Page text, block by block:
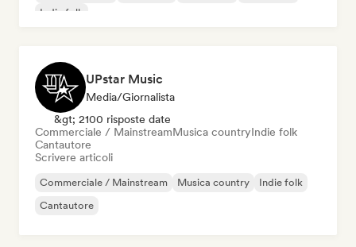
Indie folk
UPstar Music
Media/Giornalista
&gt; 2100 risposte date
Commerciale / MainstreamMusica countryIndie folk
Cantautore
Scrivere articoli
Commerciale / Mainstream Musica country
Indie folk
Cantautore